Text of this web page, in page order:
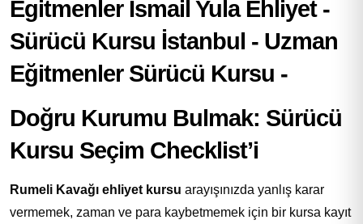
Doğru Kurumu Bulmak: Sürücü
Kursu Seçim Checklist’i
Rumeli Kavağı ehliyet kursu arayışınızda yanlış karar
vermemek, zaman ve para kaybetmemek için bir kursa kayıt